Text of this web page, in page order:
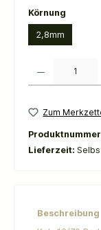
Körnung
2,8mm
Zum
Lieferzeit:
Beschreibung